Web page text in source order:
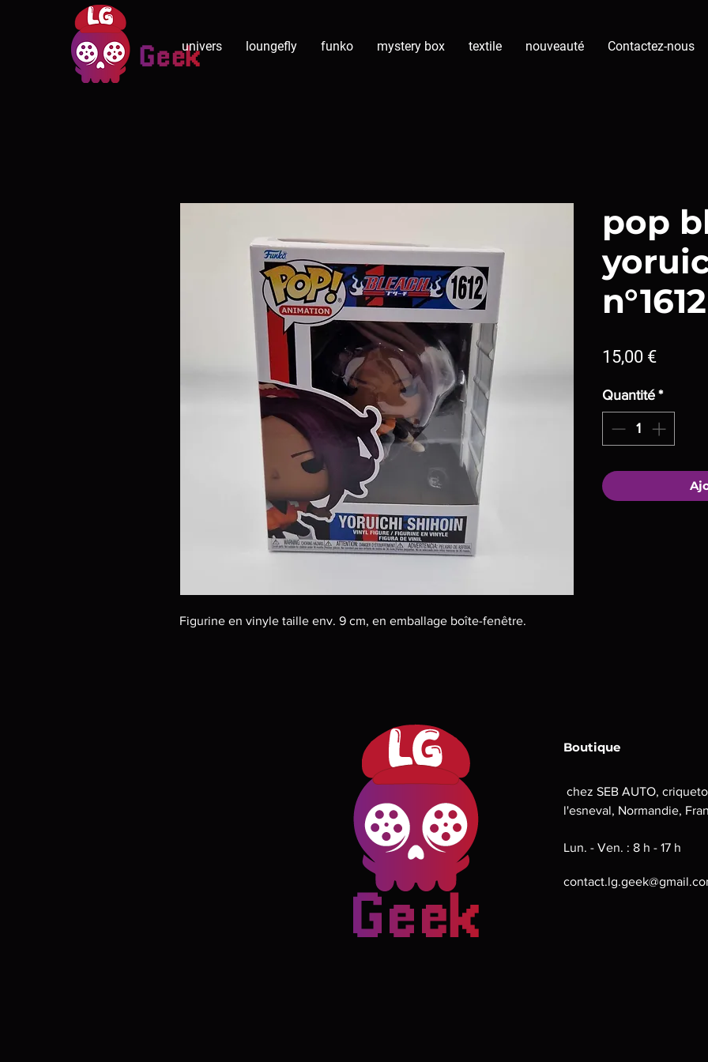
univers loungefly funko mystery box textile nouveauté Contactez-nous
Figurine en vinyle taille env. 9 cm, en emballage boîte-fenêtre.
pop
n°1612
15,00 €Prix
Quantité *
Boutique
chez SEB AUTO,
l'esneval, Normandie,
Lun. - Ven. : 8 h - 17 h